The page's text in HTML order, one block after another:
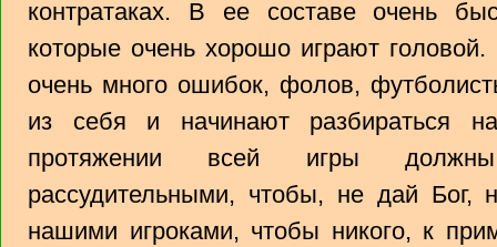
контратаках. В ее составе очень
которые очень хорошо играют
очень много ошибок, фолов,
из себя и начинают разбираться
протяжении всей игры должны
рассудительными, чтобы, не дай Бог,
нашими игроками, чтобы никого, к